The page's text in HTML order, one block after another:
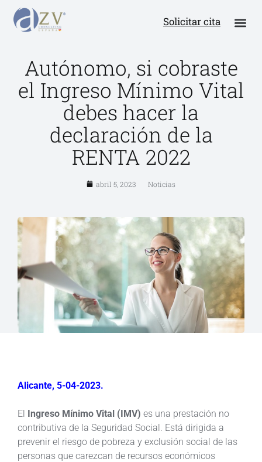
Solicitar cita
Autónomo, si cobraste
el Ingreso Mínimo Vital
debes hacer la
declaración de la
RENTA 2022
abril 5, 2023 Noticias
Alicante, 5-04-2023.
El Ingreso Mínimo Vital (IMV) es una prestación no
contributiva de la Seguridad Social. Está dirigida a
prevenir el riesgo de pobreza y exclusión social de las
personas que carezcan de recursos económicos